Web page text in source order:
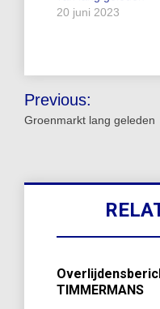
20 juni 2023
Bericht
navigatie
Previous:
Groenmarkt lang geleden
TIMMERMANS